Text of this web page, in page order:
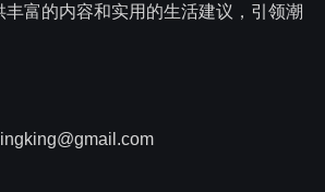
富的内容和实用的生活建议，引领潮